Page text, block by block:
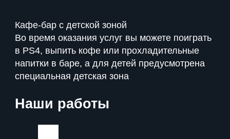
Кафе-бар с детской зоной
Во время оказания услуг вы можете поиграть
в PS4, выпить кофе или прохладительные
напитки в баре, а для детей предусмотрена
специальная детская зона
Наши работы